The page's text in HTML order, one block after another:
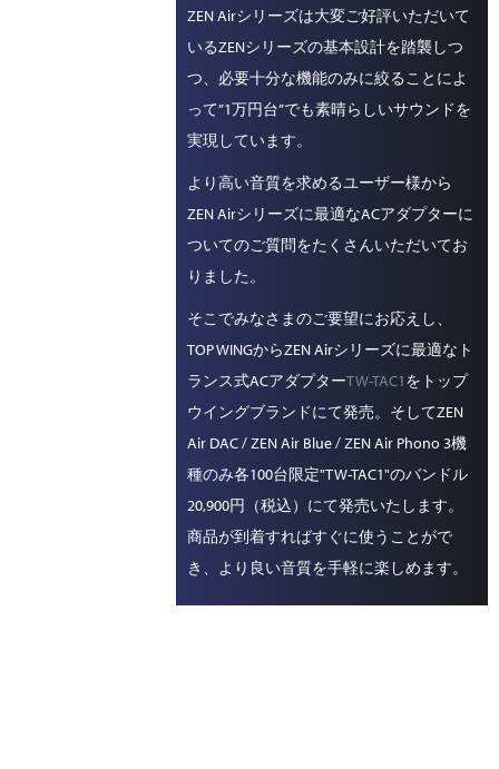
ZEN Airシリーズは大変ご好評いただいて
いるZENシリーズの基本設計を踏襲しつ
つ、必要十分な機能のみに絞ることによ
って”1万円台”でも素晴らしいサウンドを
実現しています。
より高い音質を求めるユーザー様から
ZEN Airシリーズに最適なACアダプターに
ついてのご質問をたくさんいただいてお
りました。
そこでみなさまのご要望にお応えし、
TOP WINGからZEN Airシリーズに最適なト
ランス式ACアダプターTW-TAC1をトップ
ウイングブランドにて発売。そしてZEN
Air DAC / ZEN Air Blue / ZEN Air Phono 3機
種のみ各100台限定"TW-TAC1"のバンドル
20,900円（税込）にて発売いたします。
商品が到着すればすぐに使うことがで
き、より良い音質を手軽に楽しめます。